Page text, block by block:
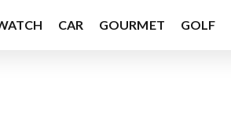
CAR GOURMET GOLF